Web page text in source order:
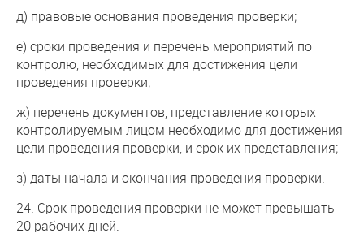
д) правовые основания проведения проверки;
е) сроки проведения и перечень мероприятий по
контролю, необходимых для достижения цели
проведения проверки;
ж) перечень документов, представление которых
контролируемым лицом необходимо для достижения
цели проведения проверки, и срок их представления;
з) даты начала и окончания проведения проверки.
24. Срок проведения проверки не может превышать
20 рабочих дней.